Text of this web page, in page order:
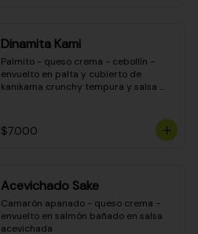
Dinamita Kami
Palmito - queso crema - cebollín -
envuelto en palta y cubierto de
kanikama crunchy tempura y salsa
$7.000
Acevichado Sake
Camarón apanado - queso crema -
envuelto en salmón bañado en salsa
acevichada